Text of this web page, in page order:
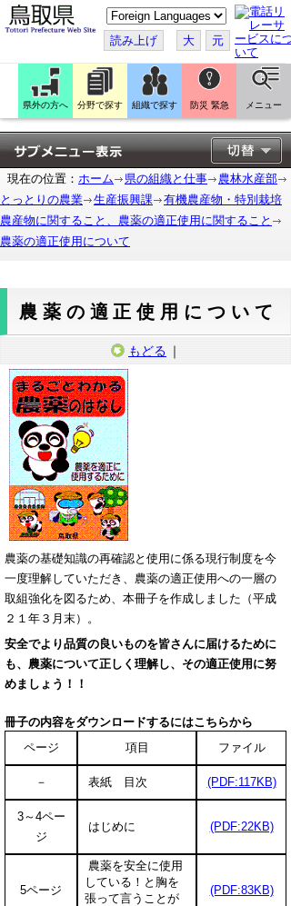
こ
の
ペ
ー
ジ
翻
訳
す
る
読み上げ 大 元
県外の方へ 分野で探す 組織で探す 防災 緊急 メニュー
現在の位置： ホーム 県の組織と仕事
農林水産部
とっとりの農業
生産振興課
有機農産物・特別栽培
農産物に関すること、農薬の適正使用に関すること
農薬の適正使用について
農薬の適正使用について
もどる ｜
農薬の基礎知識の再確認と使用に係る現行制度を今
一度理解していただき、農薬の適正使用への一層の
取組強化を図るため、本冊子を作成しました（平成
２１年３月末）。
安全でより品質の良いものを皆さんに届けるために
も、農薬について正しく理解し、その適正使用に努
めましょう！！
冊子の内容をダウンロードするにはこちらから
ページ
項目 ファイル
－ 表紙 目次 (PDF:117KB)
3～4ペー
ジ
はじめに (PDF:22KB)
5ページ
農薬を安全に使用
している！と胸を
張って言うことが
(PDF:83KB)